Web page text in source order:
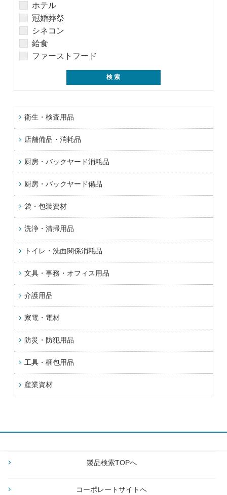
ホテル
冠婚葬祭
シネコン
給食
ファーストフード
衛生・検査用品
店舗備品・消耗品
厨房・バックヤード消耗品
厨房・バックヤード備品
袋・包装資材
洗浄・清掃用品
トイレ・洗面関係消耗品
文具・事務・オフィス用品
介護用品
家電・電材
防災・防犯用品
工具・梱包用品
産業資材
製品検索TOPへ
コーポレートサイトへ